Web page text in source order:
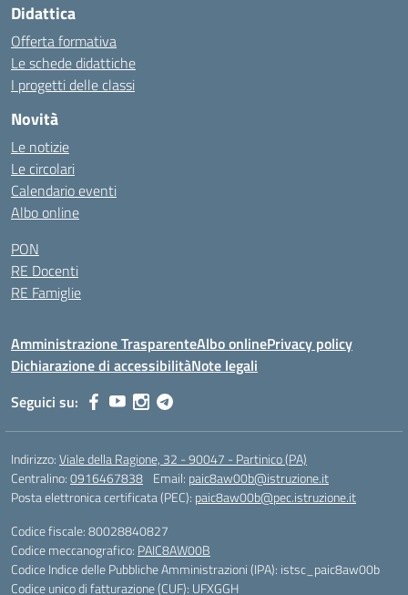
Didattica
Offerta formativa
Le schede didattiche
I progetti delle classi
Novità
Le notizie
Le circolari
Calendario eventi
Albo online
PON
RE Docenti
RE Famiglie
Amministrazione TrasparenteAlbo onlinePrivacy policy
Dichiarazione di accessibilitàNote legali
Seguici su:
Indirizzo:Viale della Ragione, 32 - 90047 - Partinico (PA)
Centralino:0916467838 Email: paic8aw00b@istruzione.it
Posta elettronica certificata (PEC): paic8aw00b@pec.istruzione.it
Codice fiscale: 80028840827
Codice meccanografico: PAIC8AW00B
Codice Indice delle Pubbliche Amministrazioni (IPA): istsc_paic8aw00b
Codice unico di fatturazione (CUF): UFXGGH